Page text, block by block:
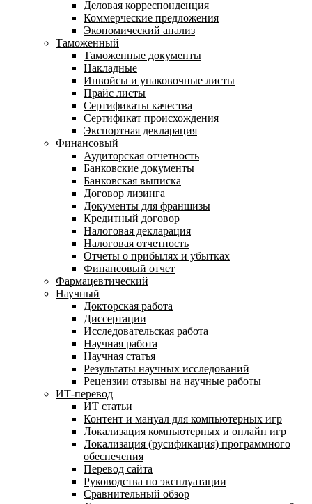
Деловая корреспонденция
Коммерческие предложения
Экономический анализ
Таможенный
Таможенные документы
Накладные
Инвойсы и упаковочные листы
Прайс листы
Сертификаты качества
Сертификат происхождения
Экспортная декларация
Финансовый
Аудиторская отчетность
Банковские документы
Банковская выписка
Договор лизинга
Документы для франшизы
Кредитный договор
Налоговая декларация
Налоговая отчетность
Отчеты о прибылях и убытках
Финансовый отчет
Фармацевтический
Научный
Докторская работа
Диссертации
Исследовательская работа
Научная работа
Научная статья
Результаты научных исследований
Рецензии отзывы на научные работы
ИТ-перевод
ИТ статьи
Контент и мануал для компьютерных игр
Локализация компьютерных и онлайн игр
Локализация (русификация) программного
обеспечения
Перевод сайта
Руководства по эксплуатации
Сравнительный обзор